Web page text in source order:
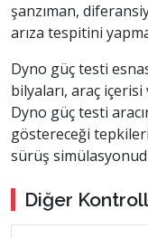
şanzıman,
arıza tespitini
Dyno güç testi
bilyaları, araç
Dyno güç testi
göstereceği
sürüş
Diğer